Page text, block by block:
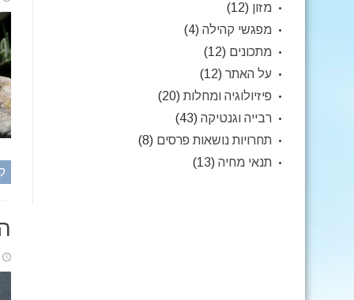
מזון (12)
מפגשי קהילה (4)
מתכונים (12)
על האתר (12)
פיזיולוגיה ומחלות (20)
רבייה וגנטיקה (43)
תחרויות נושאות פרסים (8)
תנאי מחיה (13)